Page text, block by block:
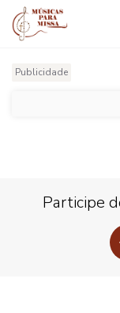
Publicidade
Participe